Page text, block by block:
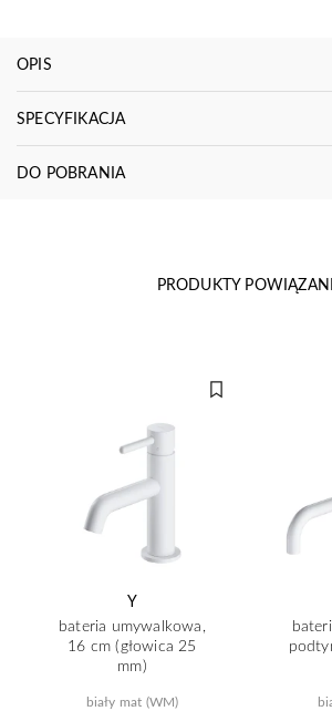
OPIS
SPECYFIKACJA
DO POBRANIA
PRODUKTY
Y
bateria umywalkowa,
16 cm (głowica 25
mm)
biały mat (WM)